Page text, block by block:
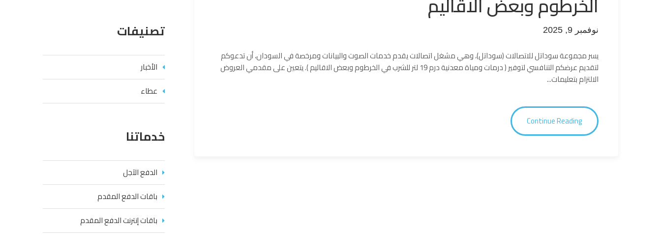
نوفمبر 9, 2025
يسر مجموعة سوداتل للاتصالات (سوداتل)، وهي مشغل اتصالات يقدم خدمات الصوت والبيانات ومرخصة في السودان، أن تدعوكم
لتقديم عرضكم التنافسي لتوفير ( درمات ومياة معدنية درم 19 لتر للشرب في الخرطوم وبعض الاقاليم ). يتعين على مقدمي العروض
الالتزام بتعليمات...
Continue Reading
تصنيفات
الأخبار
عطاء
خدماتنا
الدفع الآجل
باقات الدفع المقدم
باقات إنترنت الدفع المقدم